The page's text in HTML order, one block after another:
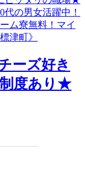
ーズ好き
度あり★